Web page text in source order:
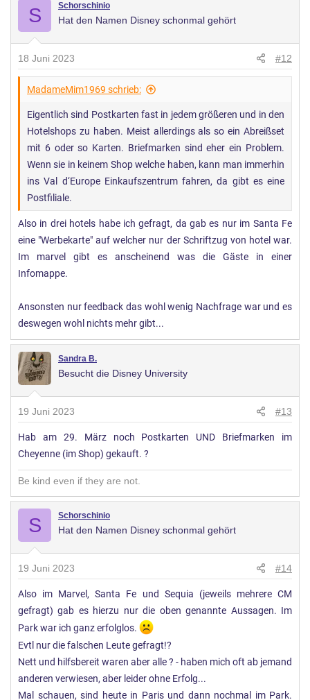
S Schorschinio
Hat den Namen Disney schonmal gehört
18 Juni 2023 #12
MadameMim1969 schrieb:
Eigentlich sind Postkarten fast in jedem größeren und in den
Hotelshops zu haben. Meist allerdings als so ein Abreißset
mit 6 oder so Karten. Briefmarken sind eher ein Problem.
Wenn sie in keinem Shop welche haben, kann man immerhin
ins Val d‘Europe Einkaufszentrum fahren, da gibt es eine
Postfiliale.
Also in drei hotels habe ich gefragt, da gab es nur im Santa Fe
eine "Werbekarte" auf welcher nur der Schriftzug von hotel war.
Im marvel gibt es anscheinend was die Gäste in einer
Infomappe.
Ansonsten nur feedback das wohl wenig Nachfrage war und es
deswegen wohl nichts mehr gibt...
Sandra B.
Besucht die Disney University
19 Juni 2023 #13
Hab am 29. März noch Postkarten UND Briefmarken im
Cheyenne (im Shop) gekauft. ?
Be kind even if they are not.
S Schorschinio
Hat den Namen Disney schonmal gehört
19 Juni 2023 #14
Also im Marvel, Santa Fe und Sequia (jeweils mehrere CM
gefragt) gab es hierzu nur die oben genannte Aussagen. Im
Park war ich ganz erfolglos.
Evtl nur die falschen Leute gefragt!?
Nett und hilfsbereit waren aber alle ? - haben mich oft ab jemand
anderen verwiesen, aber leider ohne Erfolg...
Mal schauen, sind heute in Paris und dann nochmal im Park.